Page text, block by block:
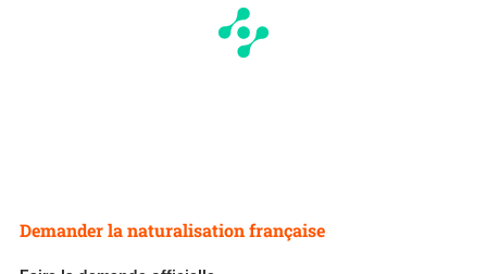
Demander la naturalisation française